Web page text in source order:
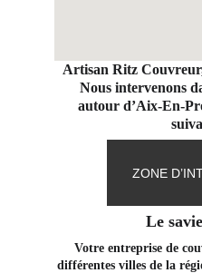
Artisan Ritz
Nous intervenons
autour d’Aix-En-
ZONE
Le
Votre entreprise de
différentes villes de la